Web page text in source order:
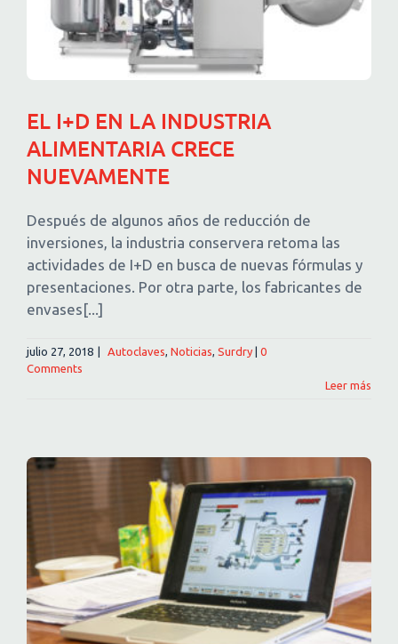
EL I+D EN LA INDUSTRIA
ALIMENTARIA CRECE
NUEVAMENTE
Después de algunos años de reducción de
inversiones, la industria conservera retoma las
actividades de I+D en busca de nuevas fórmulas y
presentaciones. Por otra parte, los fabricantes de
envases[...]
julio 27, 2018 Autoclaves, Noticias, Surdry
0
Comments
Leer más